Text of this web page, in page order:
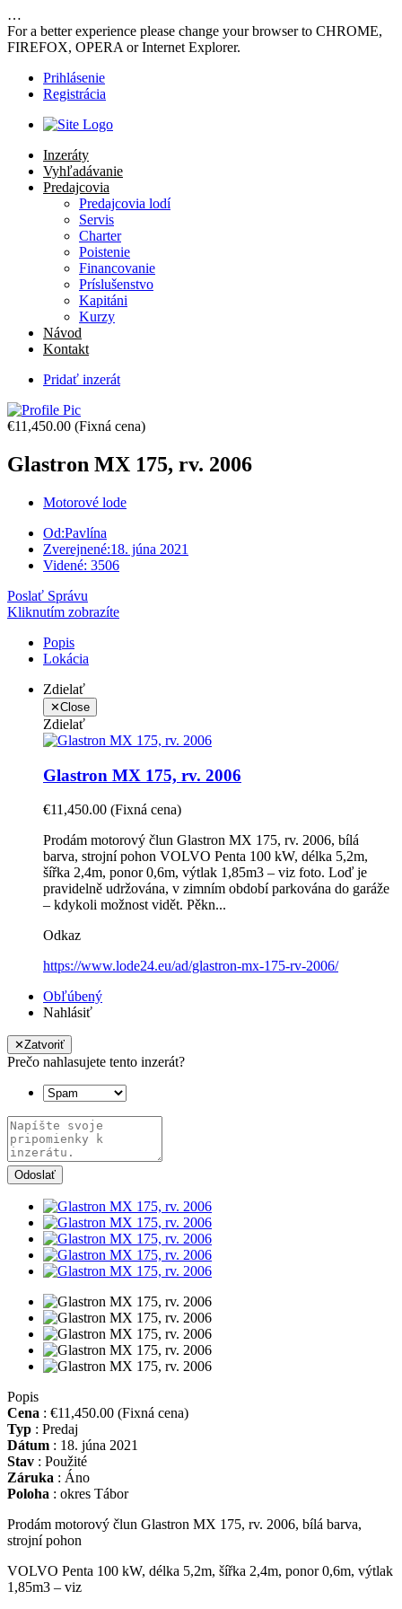
…
For a better experience please change your browser to CHROME,
FIREFOX, OPERA or Internet Explorer.
Prihlásenie
Registrácia
Inzeráty
Vyhľadávanie
Predajcovia
Predajcovia lodí
Servis
Charter
Poistenie
Financovanie
Príslušenstvo
Kapitáni
Kurzy
Návod
Kontakt
Pridať inzerát
€11,450.00 (Fixná cena)
Glastron MX 175, rv. 2006
Motorové lode
Od:Pavlína
Zverejnené:18. júna 2021
Videné: 3506
Poslať Správu
Kliknutím zobrazíte
Popis
Lokácia
Zdielať
✕Close
Zdielať
Glastron MX 175, rv. 2006
€11,450.00 (Fixná cena)
Prodám motorový člun Glastron MX 175, rv. 2006, bílá
barva, strojní pohon VOLVO Penta 100 kW, délka 5,2m,
šířka 2,4m, ponor 0,6m, výtlak 1,85m3 – viz foto. Loď je
pravidelně udržována, v zimním období parkována do garáže
– kdykoli možnost vidět. Pěkn...
Odkaz
https://www.lode24.eu/ad/glastron-mx-175-rv-2006/
Obľúbený
Nahlásiť
✕Zatvoriť
Prečo nahlasujete tento inzerát?
Odoslať
Popis
Cena : €11,450.00 (Fixná cena)
Typ : Predaj
Dátum : 18. júna 2021
Stav : Použité
Záruka : Áno
Poloha : okres Tábor
Prodám motorový člun Glastron MX 175, rv. 2006, bílá barva,
strojní pohon
VOLVO Penta 100 kW, délka 5,2m, šířka 2,4m, ponor 0,6m, výtlak
1,85m3 – viz